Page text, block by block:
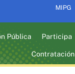
MIPG
Pública Participa
Contratación